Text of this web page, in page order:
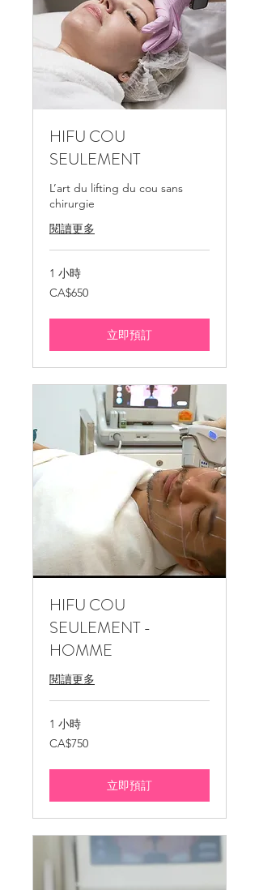
HIFU COU
SEULEMENT
L’art du lifting du cou sans
chirurgie
閱讀更多
1 小時
650
加
大
CA$650
立即預訂
HIFU COU
SEULEMENT -
HOMME
閱讀更多
1 小時
750
加
大
CA$750
立即預訂